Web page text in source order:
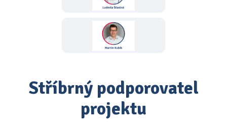
Stříbrný podporovatel
projektu